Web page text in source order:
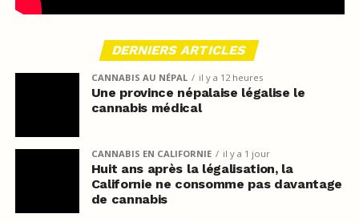
DERNIERS ARTICLES
CANNABIS AU NÉPAL il y a 12 heures
Une province népalaise légalise le
cannabis médical
CANNABIS EN CALIFORNIE il y a 1 jour
Huit ans après la légalisation, la
Californie ne consomme pas davantage
de cannabis